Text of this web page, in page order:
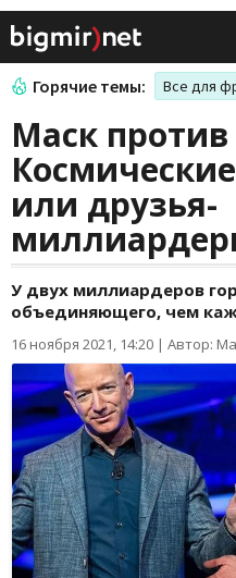
Горячие темы: Все для
Маск против
или друзья-
У двух миллиардеров
объединяющего, чем
16 ноября 2021, 14:20 | Автор: